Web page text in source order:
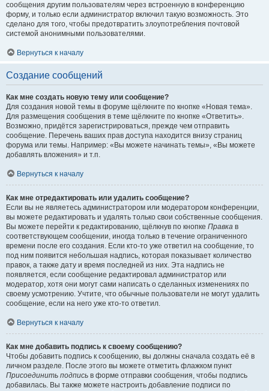
сообщения другим пользователям через встроенную в конференцию
форму, и только если администратор включил такую возможность. Это
сделано для того, чтобы предотвратить злоупотребления почтовой
системой анонимными пользователями.
Вернуться к началу
Создание сообщений
Как мне создать новую тему или сообщение?
Для создания новой темы в форуме щёлкните по кнопке «Новая тема».
Для размещения сообщения в теме щёлкните по кнопке «Ответить».
Возможно, придётся зарегистрироваться, прежде чем отправить
сообщение. Перечень ваших прав доступа находится внизу страниц
форума или темы. Например: «Вы можете начинать темы», «Вы можете
добавлять вложения» и т.п.
Вернуться к началу
Как мне отредактировать или удалить сообщение?
Если вы не являетесь администратором или модератором конференции,
вы можете редактировать и удалять только свои собственные сообщения.
Вы можете перейти к редактированию, щёлкнув по кнопке Правка в
соответствующем сообщении, иногда только в течение ограниченного
времени после его создания. Если кто-то уже ответил на сообщение, то
под ним появится небольшая надпись, которая показывает количество
правок, а также дату и время последней из них. Эта надпись не
появляется, если сообщение редактировал администратор или
модератор, хотя они могут сами написать о сделанных изменениях по
своему усмотрению. Учтите, что обычные пользователи не могут удалить
сообщение, если на него уже кто-то ответил.
Вернуться к началу
Как мне добавить подпись к своему сообщению?
Чтобы добавить подпись к сообщению, вы должны сначала создать её в
личном разделе. После этого вы можете отметить флажком пункт
Присоединить подпись в форме отправки сообщения, чтобы подпись
добавилась. Вы также можете настроить добавление подписи по